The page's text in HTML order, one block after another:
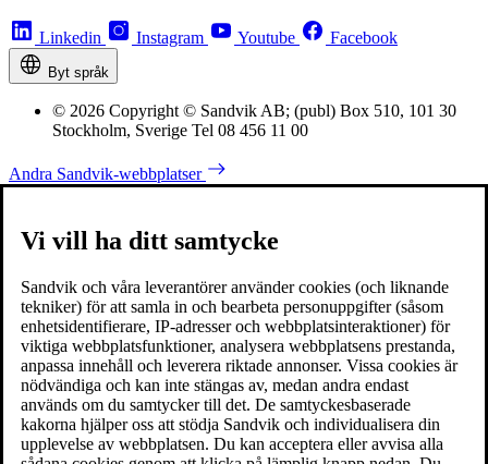
Linkedin Instagram Youtube Facebook
Byt språk
© 2026 Copyright © Sandvik AB; (publ) Box 510, 101 30
Stockholm, Sverige Tel 08 456 11 00
Andra Sandvik-webbplatser
Vi vill ha ditt samtycke
Sandvik och våra leverantörer använder cookies (och liknande
tekniker) för att samla in och bearbeta personuppgifter (såsom
enhetsidentifierare, IP-adresser och webbplatsinteraktioner) för
viktiga webbplatsfunktioner, analysera webbplatsens prestanda,
anpassa innehåll och leverera riktade annonser. Vissa cookies är
nödvändiga och kan inte stängas av, medan andra endast
används om du samtycker till det. De samtyckesbaserade
kakorna hjälper oss att stödja Sandvik och individualisera din
upplevelse av webbplatsen. Du kan acceptera eller avvisa alla